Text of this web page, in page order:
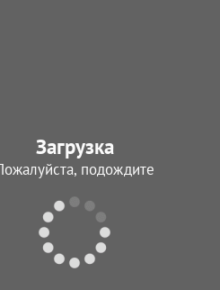
Загрузка
подождите